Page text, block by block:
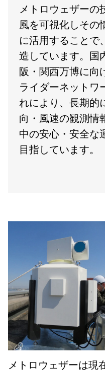
メトロウェザーの
風を可視化しその
に活用することで
造しています。国
阪・関西万博に向
ライダーネットワ
れにより、長期的
向・風速の観測情
中の安心・安全な
目指しています。
メトロウェザーは現